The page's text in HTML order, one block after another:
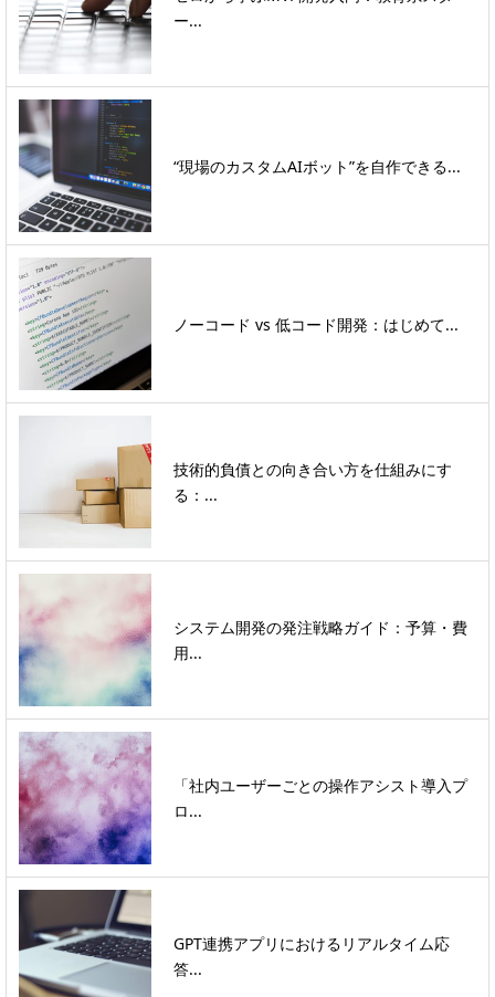
ー...
“現場のカスタムAIボット”を自作できる...
ノーコード vs 低コード開発：はじめて...
技術的負債との向き合い方を仕組みにす
る：...
システム開発の発注戦略ガイド：予算・費
用...
「社内ユーザーごとの操作アシスト導入プ
ロ...
GPT連携アプリにおけるリアルタイム応
答...